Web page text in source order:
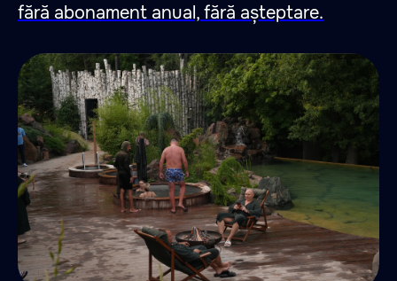
fără abonament anual, fără așteptare.